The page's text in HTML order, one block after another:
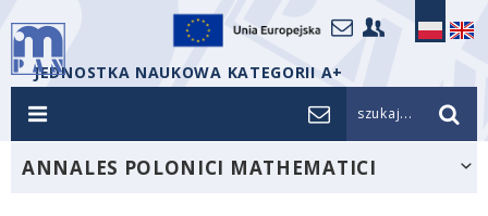
JEDNOSTKA NAUKOWA KATEGORII A+
szukaj...
ANNALES POLONICI MATHEMATICI